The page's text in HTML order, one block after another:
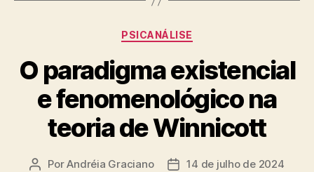
Categorias
PSICANÁLISE
O paradigma existencial
e fenomenológico na
teoria de Winnicott
Autor
PorAndréia Graciano
Data14 de julho de 2024